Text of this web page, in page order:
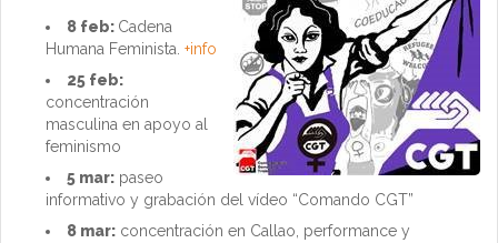
8 feb: Cadena
Humana Feminista. +info
25 feb:
concentración
masculina en apoyo al
feminismo
5 mar: paseo
informativo y grabación del vídeo “Comando CGT”
8 mar: concentración en Callao, performance y